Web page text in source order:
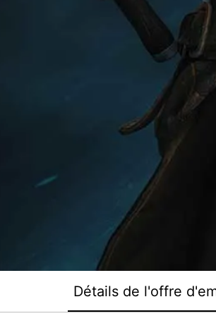
Détails de l'offre